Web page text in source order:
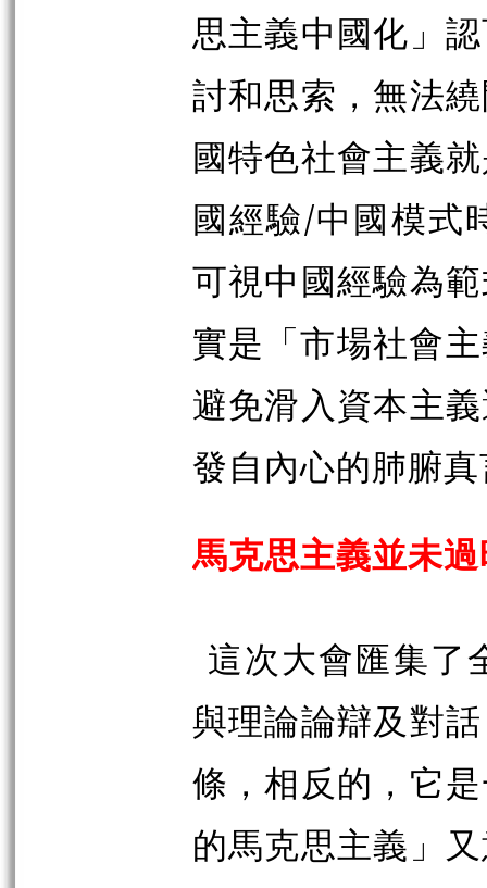
思主義中國化」
討和思索，無法
國特色社會主義
國經驗/中國模式
可視中國經驗為
實是「市場社會
避免滑入資本主
發自內心的肺腑
馬克思主義並未
這次大會匯集了
與理論論辯及對
條，相反的，它
的馬克思主義」